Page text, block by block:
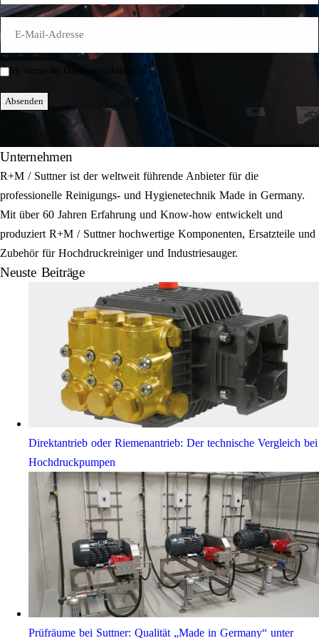
Mail
Einwilligung
Ich stimme der Datenschutzerklärung zu.*
Absenden
Unternehmen
R+M / Suttner ist der weltweit führende Anbieter für die
professionelle Reinigungs- und Hygienetechnik Made in Germany.
Mit über 60 Jahren Erfahrung und Know-how entwickelt und
produziert R+M / Suttner hochwertige Komponenten, Ersatzteile und
Zubehör für Hochdruckreiniger und Industriesauger.
Neuste Beiträge
Direktantrieb oder Riemenantrieb: Der technische Vergleich bei
Hochdruckpumpen
Prüfräume bei Suttner: Qualität „Made in Germany“ unter